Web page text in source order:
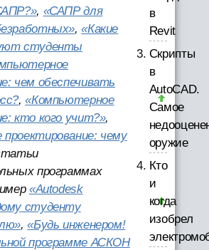
, «САПР для
,«Какие
студенты
чем обеспечивать
,«Компьютерное
кто кого учит?»,
чему
программах
«Autodesk
студенту
,«Будь инженером!
программе АСКОН
в
Revit
Скрипты
в
AutoCAD.
Самое
оружие
Кто
и
когда
изобрел